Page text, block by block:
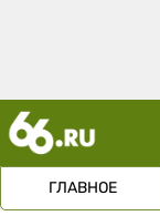
ГЛАВНОЕ